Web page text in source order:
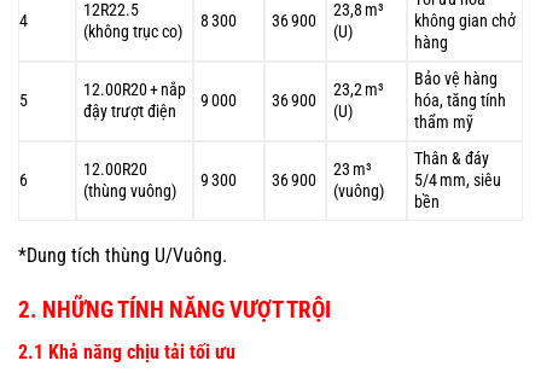
4
12R22.5
(không trục co)
8 300 36 900
23,8 m³
(U)
không gian chở
hàng
5
12.00R20 + nắp
đậy trượt điện
9 000 36 900
23,2 m³
(U)
Bảo vệ hàng
hóa, tăng tính
thẩm mỹ
6
12.00R20
(thùng vuông)
9 300 36 900
23 m³
(vuông)
Thân & đáy
5/4 mm, siêu
bền
*Dung tích thùng U/Vuông.
2. NHỮNG TÍNH NĂNG VƯỢT TRỘI
2.1 Khả năng chịu tải tối ưu